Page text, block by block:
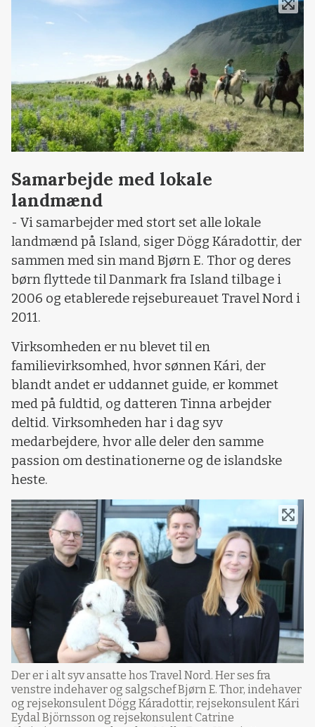
Samarbejde med lokale
landmænd
- Vi samarbejder med stort set alle lokale
landmænd på Island, siger Dögg Káradottir, der
sammen med sin mand Bjørn E. Thor og deres
børn flyttede til Danmark fra Island tilbage i
2006 og etablerede rejsebureauet Travel Nord i
2011.
Virksomheden er nu blevet til en
familievirksomhed, hvor sønnen Kári, der
blandt andet er uddannet guide, er kommet
med på fuldtid, og datteren Tinna arbejder
deltid. Virksomheden har i dag syv
medarbejdere, hvor alle deler den samme
passion om destinationerne og de islandske
heste.
Der er i alt syv ansatte hos Travel Nord. Her ses fra
venstre indehaver og salgschef Bjørn E. Thor, indehaver
og rejsekonsulent Dögg Káradottir, rejsekonsulent Kári
Eydal Björnsson og rejsekonsulent Catrine